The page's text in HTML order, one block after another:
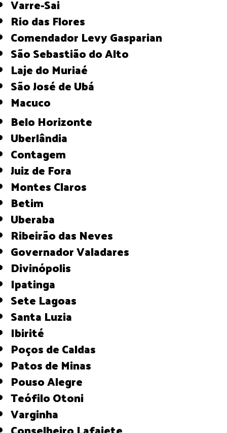
Varre-Sai
Rio das Flores
Comendador Levy Gasparian
São Sebastião do Alto
Laje do Muriaé
São José de Ubá
Macuco
Belo Horizonte
Uberlândia
Contagem
Juiz de Fora
Montes Claros
Betim
Uberaba
Ribeirão das Neves
Governador Valadares
Divinópolis
Ipatinga
Sete Lagoas
Santa Luzia
Ibirité
Poços de Caldas
Patos de Minas
Pouso Alegre
Teófilo Otoni
Varginha